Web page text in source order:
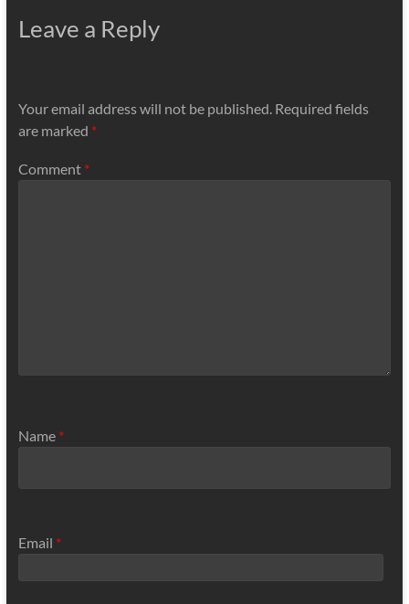
Leave a Reply
Your email address will not be published. Required fields
are marked *
Comment *
Name *
Email *